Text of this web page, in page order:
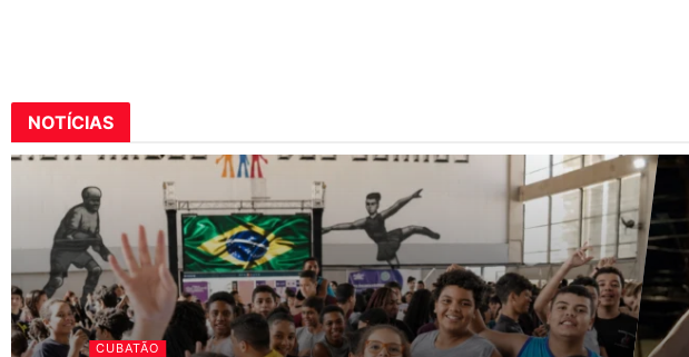
NOTÍCIAS
CUBATÃO